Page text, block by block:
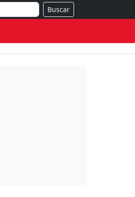
Buscar